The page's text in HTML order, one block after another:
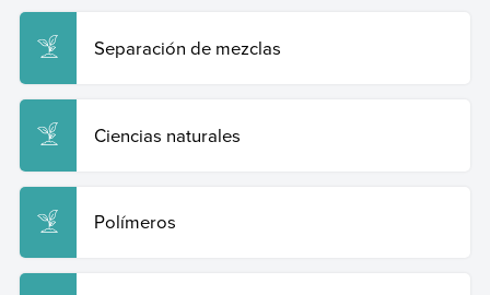
Separación de mezclas
Ciencias naturales
Polímeros